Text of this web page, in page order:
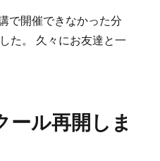
で開催できなかった分
た。 久々にお友達と一
ール再開しま